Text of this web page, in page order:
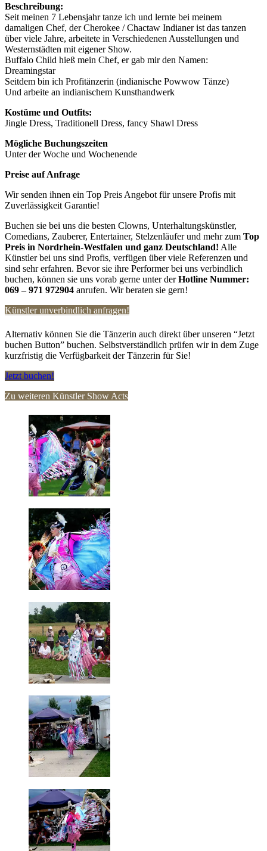
Beschreibung:
Seit meinen 7 Lebensjahr tanze ich und lernte bei meinem
damaligen Chef, der Cherokee / Chactaw Indianer ist das tanzen
über viele Jahre, arbeitete in Verschiedenen Ausstellungen und
Westernstädten mit eigener Show.
Buffalo Child hieß mein Chef, er gab mir den Namen:
Dreamingstar
Seitdem bin ich Profitänzerin (indianische Powwow Tänze)
Und arbeite an indianischem Kunsthandwerk
Kostüme und Outfits:
Jingle Dress, Traditionell Dress, fancy Shawl Dress
Mögliche Buchungszeiten
Unter der Woche und Wochenende
Preise auf Anfrage
Wir senden ihnen ein Top Preis Angebot für unsere Profis mit
Zuverlässigkeit Garantie!
Buchen sie bei uns die besten Clowns, Unterhaltungskünstler,
Comedians, Zauberer, Entertainer, Stelzenläufer und mehr zum Top
Preis in Nordrhein-Westfalen und ganz Deutschland! Alle
Künstler bei uns sind Profis, verfügen über viele Referenzen und
sind sehr erfahren. Bevor sie ihre Performer bei uns verbindlich
buchen, können sie uns vorab gerne unter derHotline Nummer:
069 – 971 972904 anrufen. Wir beraten sie gern!
Künstler unverbindlich anfragen!
Alternativ können Sie die Tänzerin auch direkt über unseren “Jetzt
buchen Button” buchen. Selbstverständlich prüfen wir in dem Zuge
kurzfristig die Verfügbarkeit der Tänzerin für Sie!
Jetzt buchen!
Zu weiteren Künstler Show Acts